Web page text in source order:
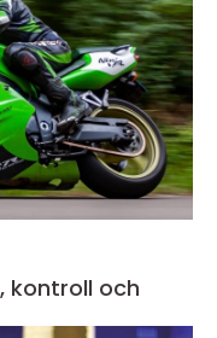
kontroll och